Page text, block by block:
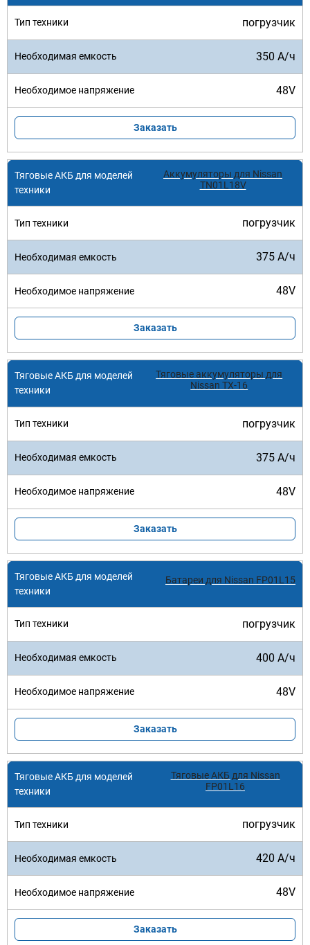
погрузчик
350 А/ч
48V
Заказать
Аккумуляторы для Nissan
TN01L18V
погрузчик
375 А/ч
48V
Заказать
Тяговые аккумуляторы для
Nissan TX-16
погрузчик
375 А/ч
48V
Заказать
Батареи для Nissan FP01L15
погрузчик
400 А/ч
48V
Заказать
Тяговые АКБ для Nissan
FP01L16
погрузчик
420 А/ч
48V
Заказать